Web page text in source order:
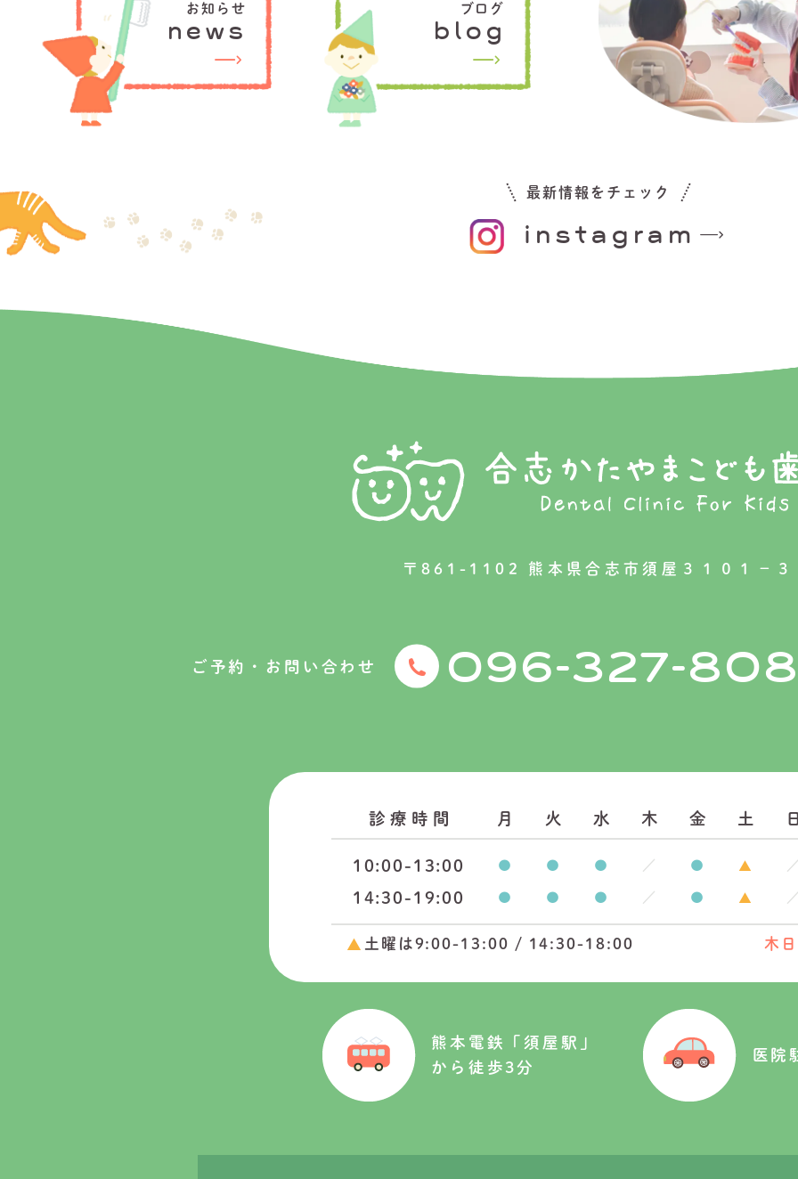
お知らせ
news
ブログ
blog
最新情報をチェック
instagram
〒861-1102 熊本県合志市須屋３１０１−３
ご予約・お問い合わせ 096-327-
診療時間 月 火 水 木 金 土
10:00-13:00
14:30-19:00
土曜は9:00-13:00 / 14:30-18:00 木
熊本電鉄「須屋駅」
から徒歩3分
医院